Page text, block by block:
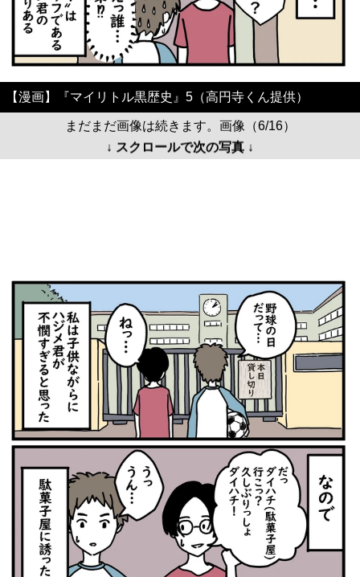
【漫画】『マイリトル黒歴史』5（高円寺くん提供）
まだまだ画像は続きます。画像（6/16）
↓ スクロールで次の写真 ↓